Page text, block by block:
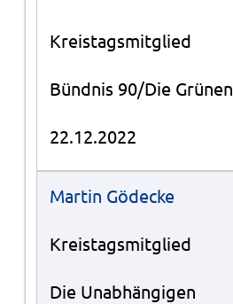
Kreistagsmitglied
Bündnis 90/Die Grünen
22.12.2022
Martin Gödecke
Kreistagsmitglied
Die Unabhängigen